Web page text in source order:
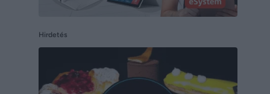
Hirdetés